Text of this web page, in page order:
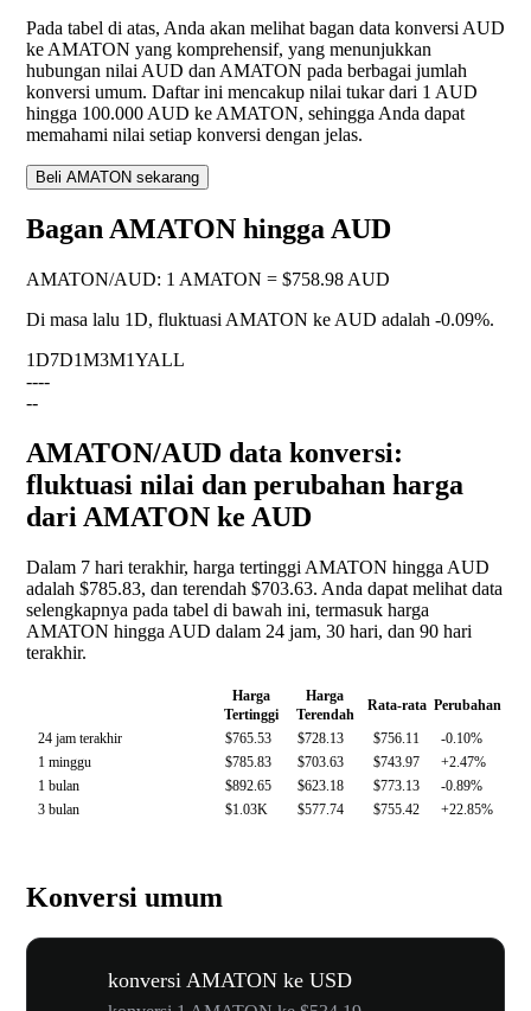
Pada tabel di atas, Anda akan melihat bagan data konversi AUD
ke AMATON yang komprehensif, yang menunjukkan
hubungan nilai AUD dan AMATON pada berbagai jumlah
konversi umum. Daftar ini mencakup nilai tukar dari 1 AUD
hingga 100.000 AUD ke AMATON, sehingga Anda dapat
memahami nilai setiap konversi dengan jelas.
Beli AMATON sekarang
Bagan AMATON hingga AUD
AMATON/AUD: 1 AMATON = $758.98 AUD
Di masa lalu 1D, fluktuasi AMATON ke AUD adalah -0.09%.
1D7D1M3M1YALL
----
--
AMATON/AUD data konversi:
fluktuasi nilai dan perubahan harga
dari AMATON ke AUD
Dalam 7 hari terakhir, harga tertinggi AMATON hingga AUD
adalah $785.83, dan terendah $703.63. Anda dapat melihat data
selengkapnya pada tabel di bawah ini, termasuk harga
AMATON hingga AUD dalam 24 jam, 30 hari, dan 90 hari
terakhir.
Harga
Tertinggi
Harga
Terendah
Rata-rata Perubahan
24 jam terakhir
$765.53 $728.13 $756.11
-0.10%
1 minggu
$785.83 $703.63 $743.97
+2.47%
1 bulan
$892.65 $623.18 $773.13
-0.89%
3 bulan
$1.03K $577.74 $755.42 +22.85%
Konversi umum
konversi AMATON ke USD